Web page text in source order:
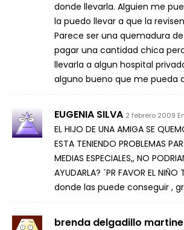
donde llevarla. Alguien me
la puedo llevar a que la
Parece ser una quemadura
pagar una cantidad chica
llevarla a algun hospital
alguno bueno que me pueda
EUGENIA SILVA 2 febrero 2009
EL HIJO DE UNA AMIGA SE
ESTA TENIENDO PROBLEMAS
MEDIAS ESPECIALES,, NO
AYUDARLA? ´PR FAVOR EL NIÑO
donde las puede conseguir ,
brenda delgadillo